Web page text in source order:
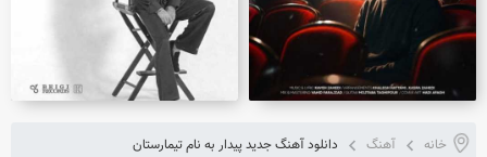
خانه آهنگ دانلود آهنگ جدید پیدار به نام تیمارستان